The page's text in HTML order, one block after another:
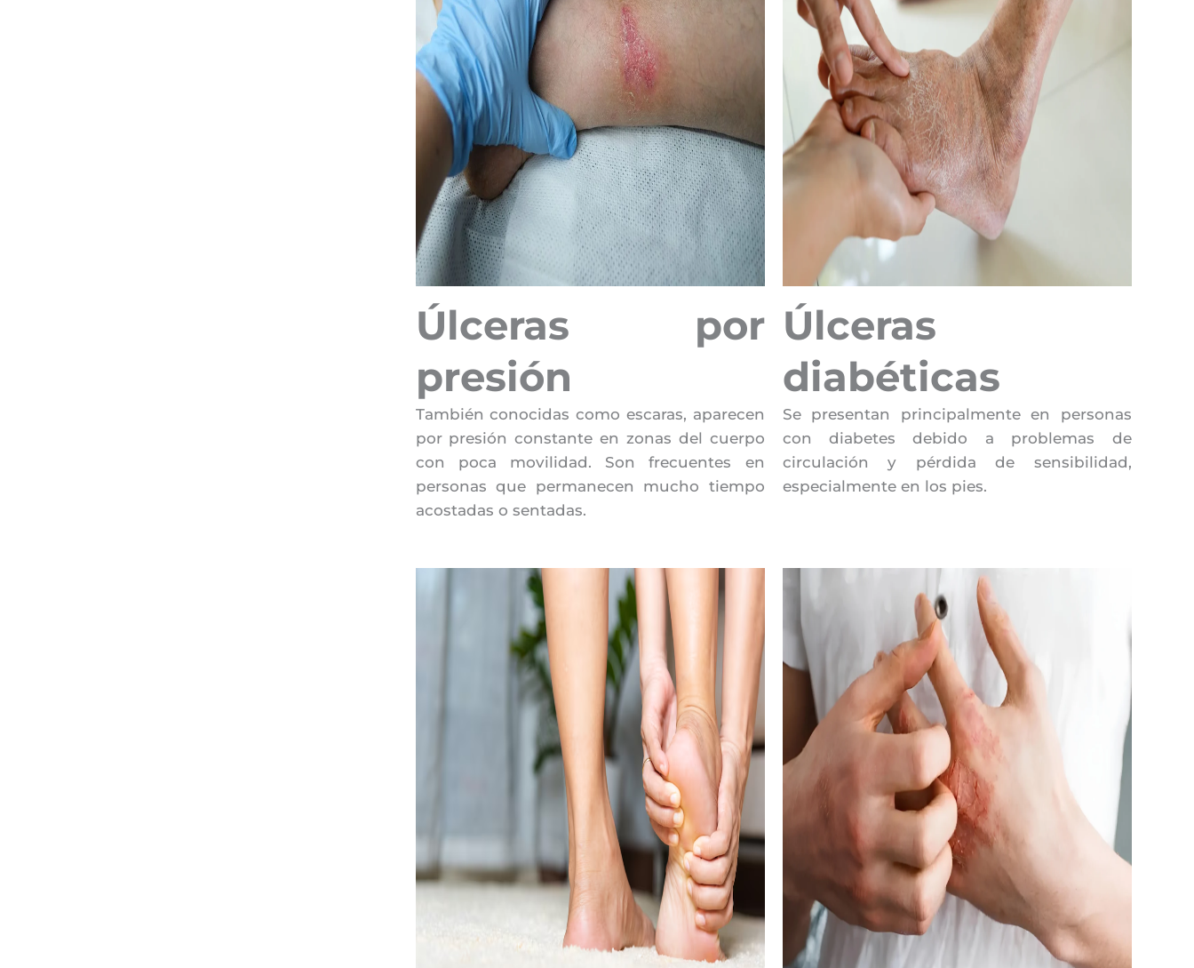
Úlceras por
presión
También conocidas como escaras, aparecen
por presión constante en zonas del cuerpo
con poca movilidad. Son frecuentes en
personas que permanecen mucho tiempo
acostadas o sentadas.
Úlceras
diabéticas
Se presentan principalmente en personas
con diabetes debido a problemas de
circulación y pérdida de sensibilidad,
especialmente en los pies.